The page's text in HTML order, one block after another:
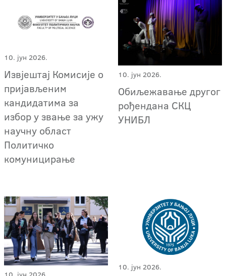
10. јун 2026.
Извјештај Комисије о
пријављеним
кандидатима за
избор у звање за ужу
научну област
Политичко
комуницирање
10. јун 2026.
Обиљежавање другог
рођендана СКЦ
УНИБЛ
10. јун 2026.